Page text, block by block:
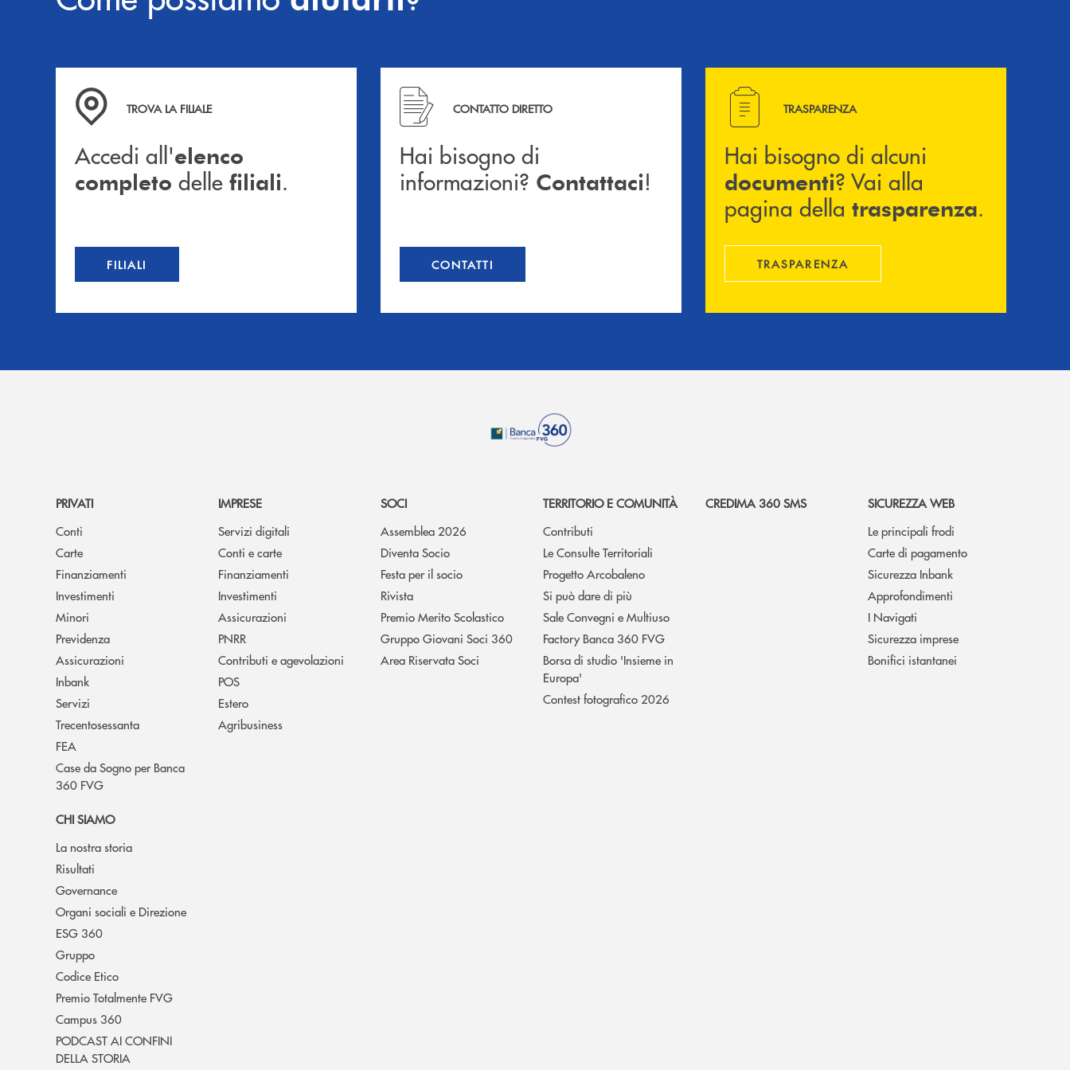
Accedi all' elenco completo delle filiali .
TROVA LA FILIALE
Accedi all'elenco
completo delle filiali.
FILIALI
Hai bisogno di informazioni? Contattaci !
CONTATTO DIRETTO
Hai bisogno di
informazioni? Contattaci!
CONTATTI
Hai bisogno di alcuni documenti ? Vai alla pagina della
TRASPARENZA
Hai bisogno di alcuni
documenti? Vai alla
pagina della trasparenza.
TRASPARENZA
PRIVATI
Conti
Carte
Finanziamenti
Investimenti
Minori
Previdenza
Assicurazioni
Inbank
Servizi
Trecentosessanta
FEA
Case da Sogno per Banca
360 FVG
IMPRESE
Servizi digitali
Conti e carte
Finanziamenti
Investimenti
Assicurazioni
PNRR
Contributi e agevolazioni
POS
Estero
Agribusiness
SOCI
Assemblea 2026
Diventa Socio
Festa per il socio
Rivista
Premio Merito Scolastico
Gruppo Giovani Soci 360
Area Riservata Soci
TERRITORIO E COMUNITÀ
Contributi
Le Consulte Territoriali
Progetto Arcobaleno
Si può dare di più
Sale Convegni e Multiuso
Factory Banca 360 FVG
Borsa di studio 'Insieme in
Europa'
Contest fotografico 2026
CREDIMA 360 SMS
SICUREZZA WEB
Le principali frodi
Carte di pagamento
Sicurezza Inbank
Approfondimenti
I Navigati
Sicurezza imprese
Bonifici istantanei
CHI SIAMO
La nostra storia
Risultati
Governance
Organi sociali e Direzione
ESG 360
Gruppo
Codice Etico
Premio Totalmente FVG
Campus 360
PODCAST AI CONFINI
DELLA STORIA